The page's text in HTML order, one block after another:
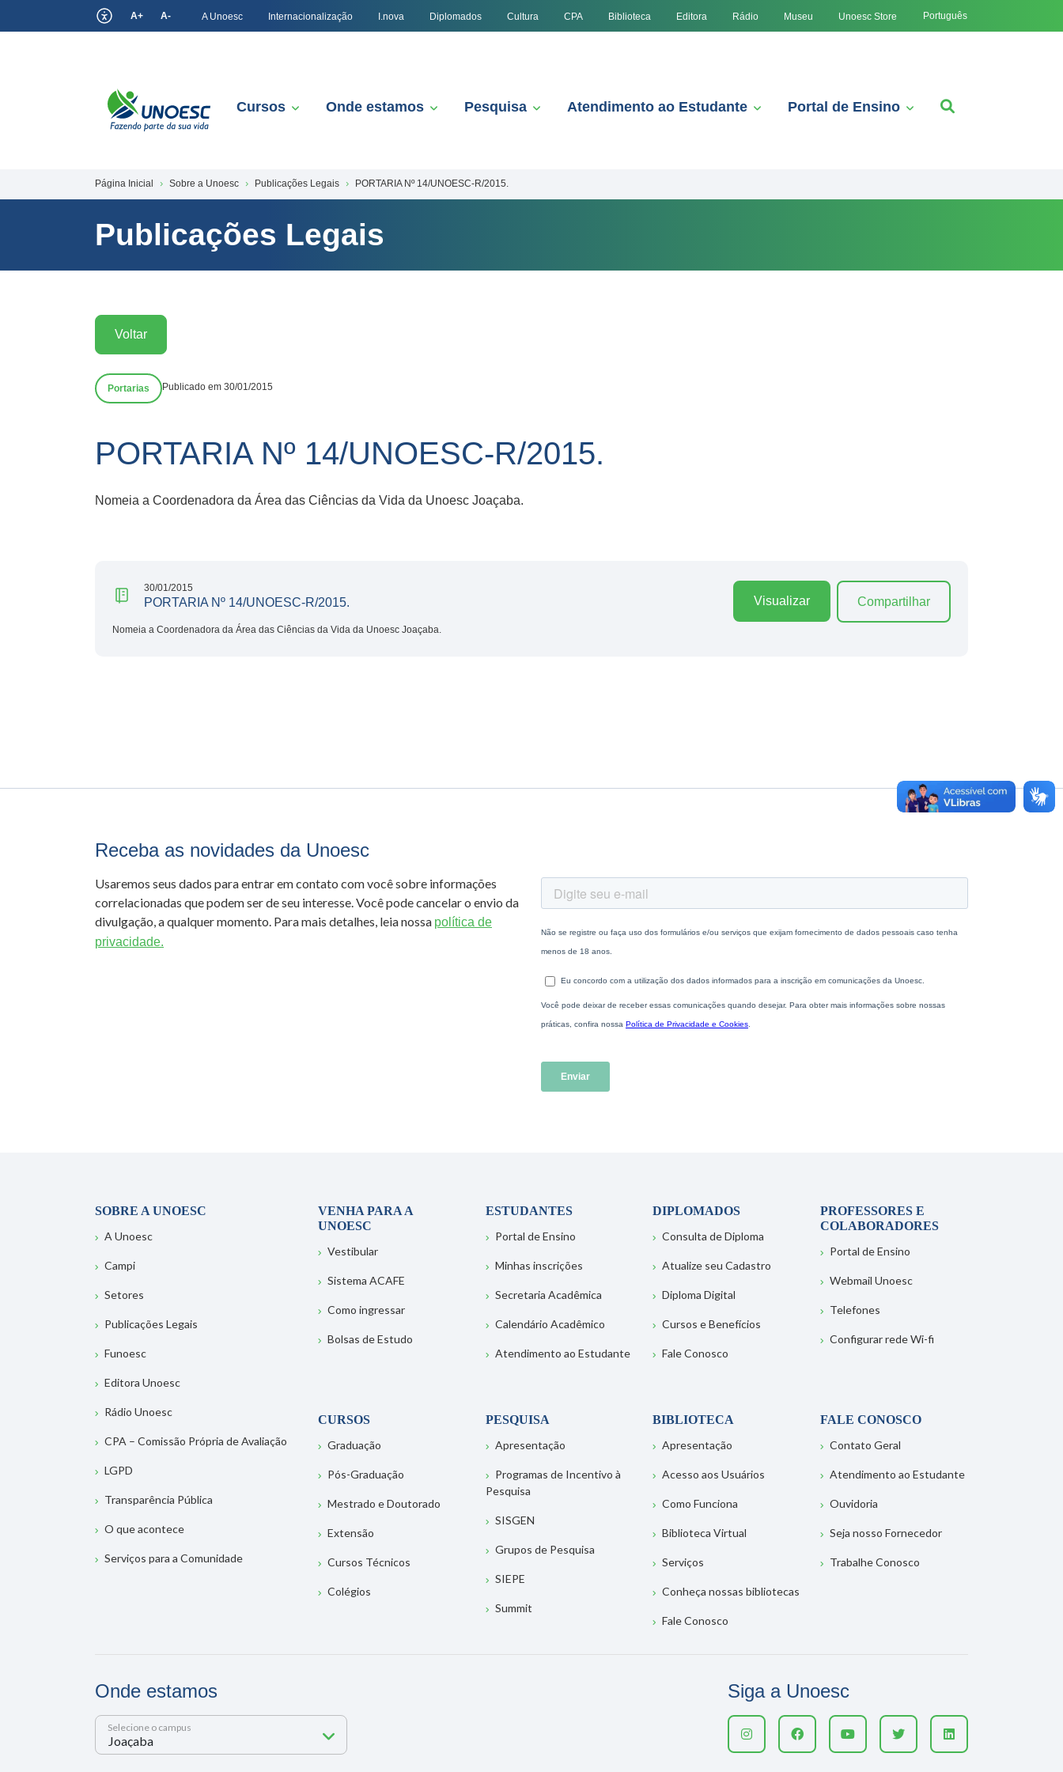
A+ A- A Unoesc Internacionalização I.nova Diplomados Cultura CPA Biblioteca Editora Rádio Museu Unoesc Store Português
Cursos Onde estamos Pesquisa Atendimento ao Estudante Portal de Ensino
Página Inicial Sobre a Unoesc Publicações Legais PORTARIA Nº 14/UNOESC-R/2015.
Publicações Legais
Voltar
Portarias Publicado em 30/01/2015
PORTARIA Nº 14/UNOESC-R/2015.
Nomeia a Coordenadora da Área das Ciências da Vida da Unoesc Joaçaba.
30/01/2015
PORTARIA Nº 14/UNOESC-R/2015.
Nomeia a Coordenadora da Área das Ciências da Vida da Unoesc Joaçaba.
Visualizar Compartilhar
Receba as novidades da Unoesc
Usaremos seus dados para entrar em contato com você sobre informações
correlacionadas que podem ser de seu interesse. Você pode cancelar o envio da
divulgação, a qualquer momento. Para mais detalhes, leia nossa política de
privacidade.
SOBRE A UNOESC
A Unoesc
Campi
Setores
Publicações Legais
Funoesc
Editora Unoesc
Rádio Unoesc
CPA – Comissão Própria de Avaliação
LGPD
Transparência Pública
O que acontece
Serviços para a Comunidade
VENHA PARA A
UNOESC
Vestibular
Sistema ACAFE
Como ingressar
Bolsas de Estudo
ESTUDANTES
Portal de Ensino
Minhas inscrições
Secretaria Acadêmica
Calendário Acadêmico
Atendimento ao Estudante
DIPLOMADOS
Consulta de Diploma
Atualize seu Cadastro
Diploma Digital
Cursos e Benefícios
Fale Conosco
PROFESSORES E
COLABORADORES
Portal de Ensino
Webmail Unoesc
Telefones
Configurar rede Wi-fi
CURSOS
Graduação
Pós-Graduação
Mestrado e Doutorado
Extensão
Cursos Técnicos
Colégios
PESQUISA
Apresentação
Programas de Incentivo à
Pesquisa
SISGEN
Grupos de Pesquisa
SIEPE
Summit
BIBLIOTECA
Apresentação
Acesso aos Usuários
Como Funciona
Biblioteca Virtual
Serviços
Conheça nossas bibliotecas
Fale Conosco
FALE CONOSCO
Contato Geral
Atendimento ao Estudante
Ouvidoria
Seja nosso Fornecedor
Trabalhe Conosco
Onde estamos
Selecione o campus
Siga a Unoesc